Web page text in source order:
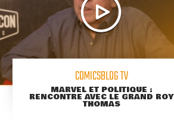
COMICSBLOG TV
MARVEL ET POLITIQUE :
RENCONTRE AVEC LE GRAND ROY
THOMAS